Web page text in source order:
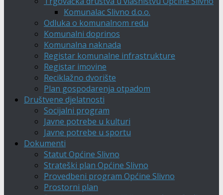
Komunalac Slivno d.o.o.
Odluka o komunalnom redu
Komunalni doprinos
Komunalna naknada
Registar komunalne infrastrukture
Registar imovine
Reciklažno dvorište
Plan gospodarenja otpadom
Društvene djelatnosti
Socijalni program
Javne potrebe u kulturi
Javne potrebe u sportu
Dokumenti
Statut Općine Slivno
Strateški plan Općine Slivno
Provedbeni program Općine Slivno
Prostorni plan